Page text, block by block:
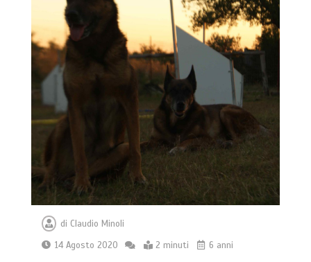
di Claudio Minoli
14 Agosto 2020
2 minuti 6 anni